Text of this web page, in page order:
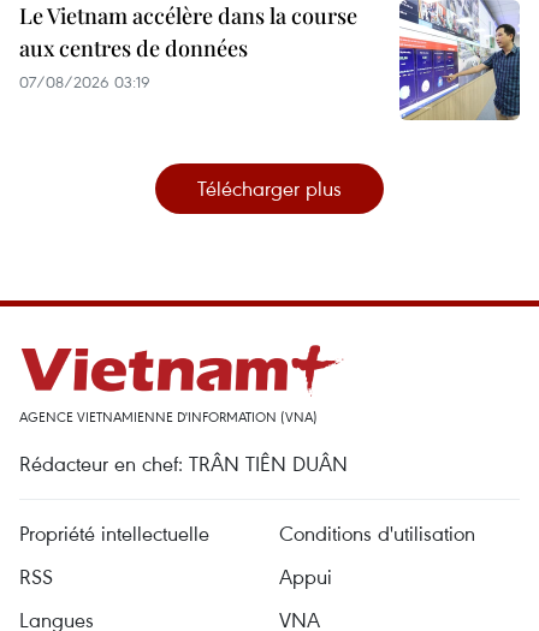
Le Vietnam accélère dans la course
aux centres de données
07/08/2026 03:19
Télécharger plus
AGENCE VIETNAMIENNE D'INFORMATION (VNA)
Rédacteur en chef: TRÂN TIÊN DUÂN
Propriété intellectuelle
Conditions d'utilisation
RSS
Appui
Langues
VNA